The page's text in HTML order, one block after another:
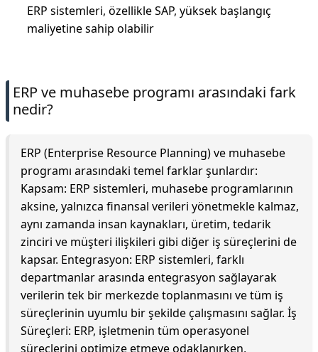
ERP sistemleri, özellikle SAP, yüksek başlangıç
maliyetine sahip olabilir
ERP ve muhasebe programı arasındaki fark
nedir?
ERP (Enterprise Resource Planning) ve muhasebe
programı arasındaki temel farklar şunlardır:
Kapsam: ERP sistemleri, muhasebe programlarının
aksine, yalnızca finansal verileri yönetmekle kalmaz,
aynı zamanda insan kaynakları, üretim, tedarik
zinciri ve müşteri ilişkileri gibi diğer iş süreçlerini de
kapsar. Entegrasyon: ERP sistemleri, farklı
departmanlar arasında entegrasyon sağlayarak
verilerin tek bir merkezde toplanmasını ve tüm iş
süreçlerinin uyumlu bir şekilde çalışmasını sağlar. İş
Süreçleri: ERP, işletmenin tüm operasyonel
süreçlerini optimize etmeye odaklanırken,